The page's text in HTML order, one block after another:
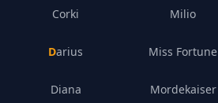
Corki
Darius
Diana
Milio
Miss Fortune
Mordekaiser